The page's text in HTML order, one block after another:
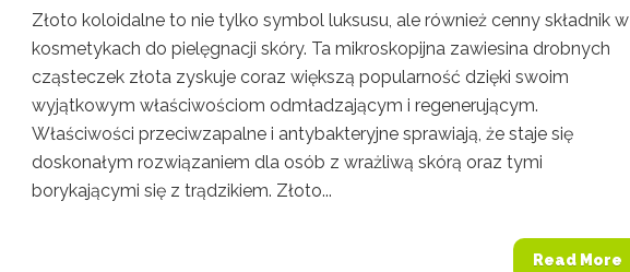
Złoto koloidalne to nie tylko symbol luksusu, ale również cenny składnik w
kosmetykach do pielęgnacji skóry. Ta mikroskopijna zawiesina drobnych
cząsteczek złota zyskuje coraz większą popularność dzięki swoim
wyjątkowym właściwościom odmładzającym i regenerującym.
Właściwości przeciwzapalne i antybakteryjne sprawiają, że staje się
doskonałym rozwiązaniem dla osób z wrażliwą skórą oraz tymi
borykającymi się z trądzikiem. Złoto...
Read More